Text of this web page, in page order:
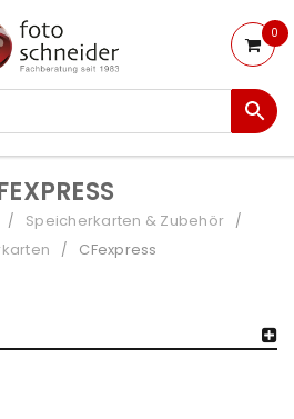
0
/ Speicherkarten & Zubehör /
/ CFexpress